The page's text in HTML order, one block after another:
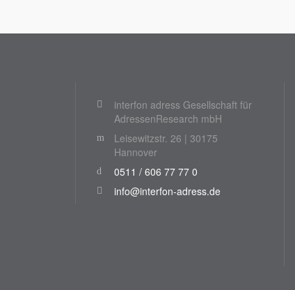
interfon adress Gesellschaft für
AdressenResearch mbH
Leisewitzstr. 26 | 30175
Hannover
0511 / 606 77 77 0
info@interfon-adress.de